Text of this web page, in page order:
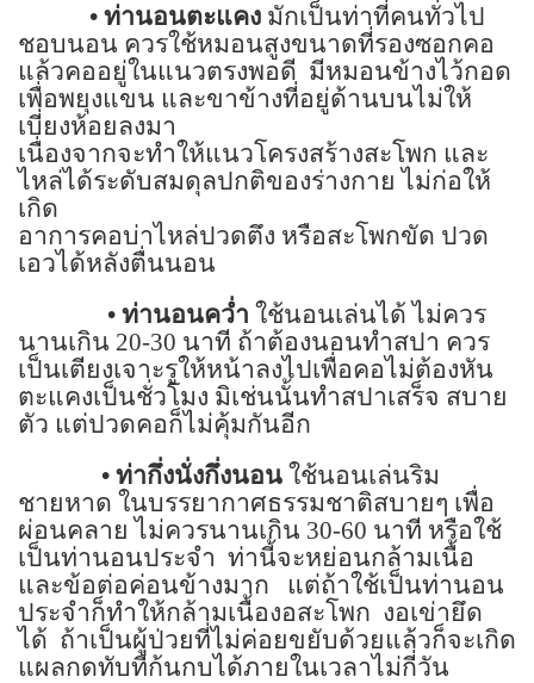
• ท่านอนตะแคง มักเป็นท่าที่คนทั่วไป
ชอบนอน ควรใช้หมอนสูงขนาดที่รองซอกคอ
แล้วคออยู่ในแนวตรงพอดี มีหมอนข้างไว้กอด
เพื่อพยุงแขน และขาข้างที่อยู่ด้านบนไม่ให้
เบี่ยงห้อยลงมา
เนื่องจากจะทำให้แนวโครงสร้างสะโพก และ
ไหล่ได้ระดับสมดุลปกติของร่างกาย ไม่ก่อให้
เกิด
อาการคอบ่าไหล่ปวดตึง หรือสะโพกขัด ปวด
เอวได้หลังตื่นนอน
• ท่านอนคว่ำ ใช้นอนเล่นได้ ไม่ควร
นานเกิน 20-30 นาที ถ้าต้องนอนทำสปา ควร
เป็นเตียงเจาะรูให้หน้าลงไปเพื่อคอไม่ต้องหัน
ตะแคงเป็นชั่วโมง มิเช่นนั้นทำสปาเสร็จ สบาย
ตัว แต่ปวดคอก็ไม่คุ้มกันอีก
• ท่ากึ่งนั่งกึ่งนอน ใช้นอนเล่นริม
ชายหาด ในบรรยากาศธรรมชาติสบายๆ เพื่อ
ผ่อนคลาย ไม่ควรนานเกิน 30-60 นาที หรือใช้
เป็นท่านอนประจำ ท่านี้จะหย่อนกล้ามเนื้อ
และข้อต่อค่อนข้างมาก
แต่ถ้าใช้เป็นท่านอน
ประจำก็ทำให้กล้ามเนื้องอสะโพก งอเข่ายึด
ได้ ถ้าเป็นผู้ป่วยที่ไม่ค่อยขยับด้วยแล้วก็จะเกิด
แผลกดทับที่ก้นกบได้ภายในเวลาไม่กี่วัน